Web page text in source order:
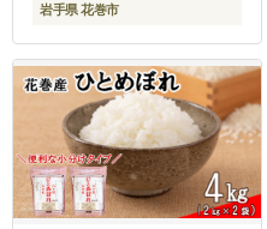
岩手県 花巻市